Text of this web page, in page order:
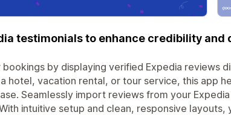
testimonials to enhance credibility and
by displaying verified Expedia reviews
hotel, vacation rental, or tour service, this app
Seamlessly import reviews from your
intuitive setup and clean, responsive layouts,